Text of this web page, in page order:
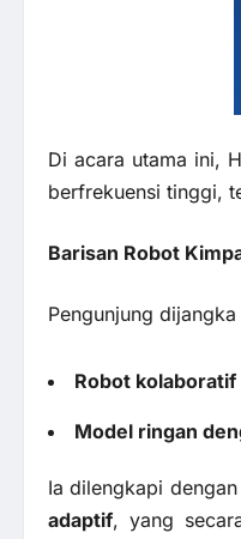
Di acara utama ini,
berfrekuensi tinggi,
Barisan Robot
Pengunjung
Robot
Model ringan
Ia dilengkapi dengan
adaptif, yang